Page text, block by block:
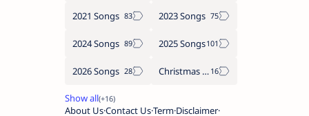
2021 Songs 2023 Songs
2024 Songs 2025 Songs
2026 Songs Christmas Songs
About UsContact UsTerm Disclaimer